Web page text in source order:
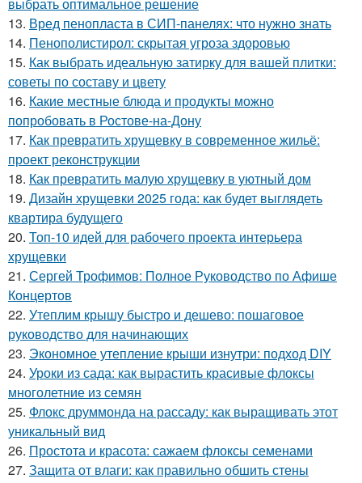
13. Вред пенопласта в СИП-панелях: что нужно знать
14. Пенополистирол: скрытая угроза здоровью
15. Как выбрать идеальную затирку для вашей плитки:
советы по составу и цвету
16. Какие местные блюда и продукты можно
попробовать в Ростове-на-Дону
17. Как превратить хрущевку в современное жильё:
проект реконструкции
18. Как превратить малую хрущевку в уютный дом
19. Дизайн хрущевки 2025 года: как будет выглядеть
квартира будущего
20. Топ-10 идей для рабочего проекта интерьера
хрущевки
21. Сергей Трофимов: Полное Руководство по Афише
Концертов
22. Утеплим крышу быстро и дешево: пошаговое
руководство для начинающих
23. Экономное утепление крыши изнутри: подход DIY
24. Уроки из сада: как вырастить красивые флоксы
многолетние из семян
25. Флокс друммонда на рассаду: как выращивать этот
уникальный вид
26. Простота и красота: сажаем флоксы семенами
27. Защита от влаги: как правильно обшить стены